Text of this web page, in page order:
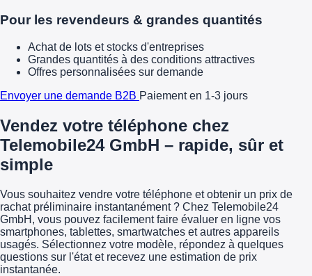
Pour les revendeurs & grandes quantités
Achat de lots et stocks d'entreprises
Grandes quantités à des conditions attractives
Offres personnalisées sur demande
Envoyer une demande B2B Paiement en 1-3 jours
Vendez votre téléphone chez
Telemobile24 GmbH – rapide, sûr et
simple
Vous souhaitez vendre votre téléphone et obtenir un prix de
rachat préliminaire instantanément ? Chez Telemobile24
GmbH, vous pouvez facilement faire évaluer en ligne vos
smartphones, tablettes, smartwatches et autres appareils
usagés. Sélectionnez votre modèle, répondez à quelques
questions sur l'état et recevez une estimation de prix
instantanée.